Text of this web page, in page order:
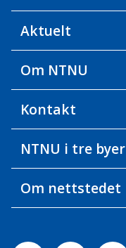
Aktuelt
Om NTNU
Kontakt
NTNU i tre byer
Om nettstedet